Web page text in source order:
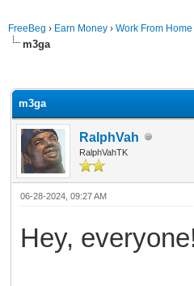
FreeBeg › Earn Money › Work From
m3ga
m3ga
RalphVah
RalphVahTK
06-28-2024, 09:27 AM
Hey,